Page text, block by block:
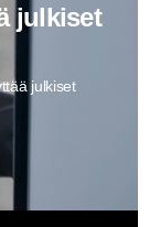
julkiset